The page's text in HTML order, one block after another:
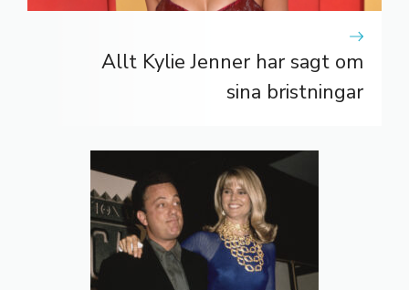
Allt Kylie Jenner har sagt om
sina bristningar